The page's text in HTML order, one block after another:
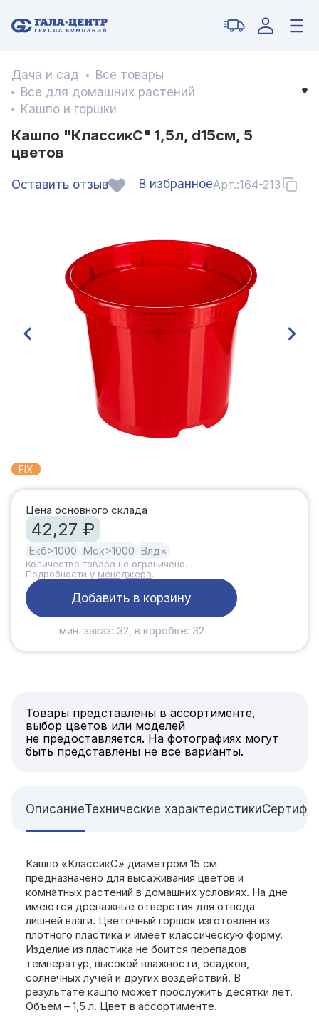
Дача и сад
Все товары
Все для домашних растений
Кашпо и горшки
Кашпо "КлассикС" 1,5л, d15см, 5
цветов
Оставить отзыв В избранноеАрт.:164-213
FIX
Цена основного склада
42,27 ₽
Екб>1000 Мск>1000 Влд ×
Количество товара не ограничено.
Подробности у менеджера.
Добавить в корзину
мин. заказ: 32, в коробке: 32
Товары представлены в ассортименте,
выбор цветов или моделей
не предоставляется. На фотографиях могут
быть представлены не все варианты.
ОписаниеТехнические характеристики
Кашпо «КлассикС» диаметром 15 см
предназначено для высаживания цветов и
комнатных растений в домашних условиях. На дне
имеются дренажные отверстия для отвода
лишней влаги. Цветочный горшок изготовлен из
плотного пластика и имеет классическую форму.
Изделие из пластика не боится перепадов
температур, высокой влажности, осадков,
солнечных лучей и других воздействий. В
результате кашпо может прослужить десятки лет.
Объем – 1,5 л. Цвет в ассортименте.